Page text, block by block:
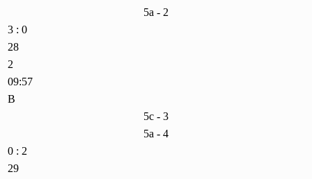
5a - 2
3 : 0
28
2
09:57
B
5c - 3
5a - 4
0 : 2
29